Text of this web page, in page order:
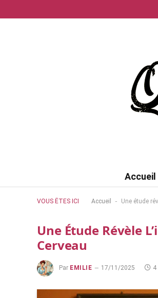
Accueil
VOUS ÊTES ICI Accueil - Une étude
Une Étude Révèle
Cerveau
Par EMILIE 17/11/2025 4